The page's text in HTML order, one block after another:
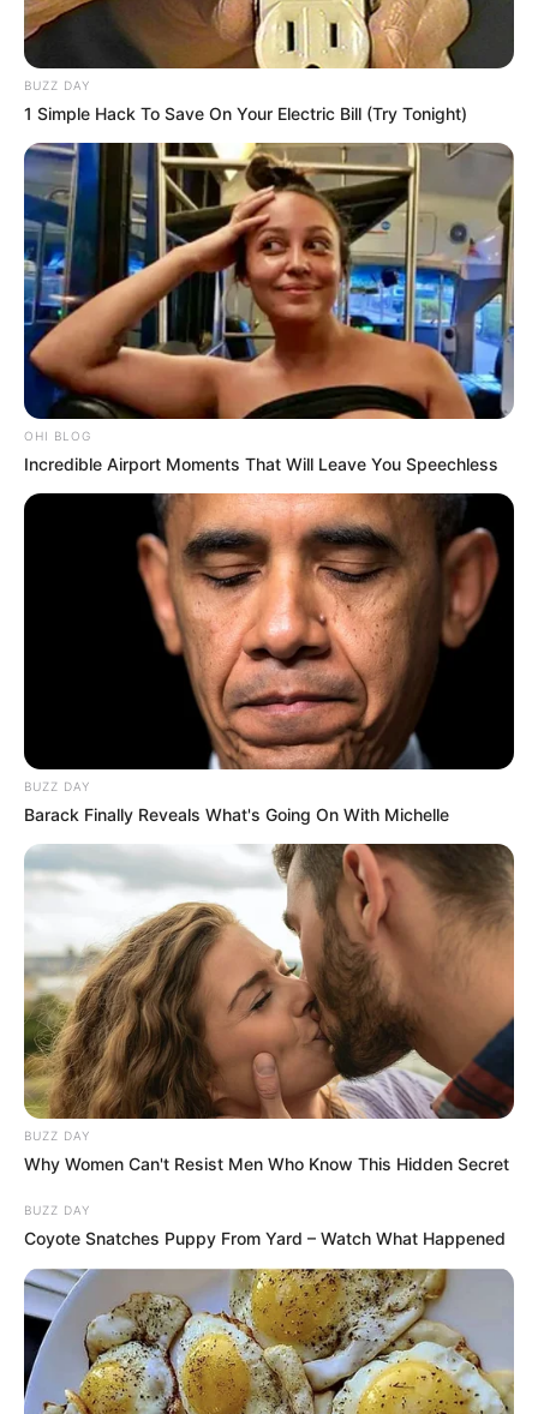
BUZZ DAY
1 Simple Hack To Save On Your Electric Bill (Try Tonight)
OHI BLOG
Incredible Airport Moments That Will Leave You Speechless
BUZZ DAY
Barack Finally Reveals What's Going On With Michelle
BUZZ DAY
Why Women Can't Resist Men Who Know This Hidden Secret
BUZZ DAY
Coyote Snatches Puppy From Yard – Watch What Happened